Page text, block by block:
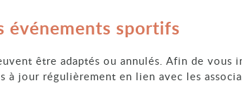
événements sportifs
être adaptés ou annulés. Afin de vous
à jour régulièrement en lien avec les